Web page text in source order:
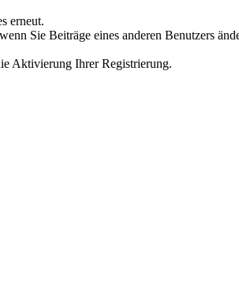
erneut.
Sie Beiträge eines anderen Benutzers
Aktivierung Ihrer Registrierung.